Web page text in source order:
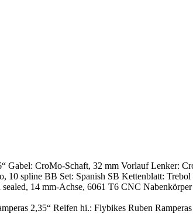
Gabel: CroMo-Schaft, 32 mm Vorlauf Lenker:
spline BB Set: Spanish SB Kettenblatt:
14 mm-Achse, 6061 T6 CNC
2,35“ Reifen hi.: Flybikes Ruben